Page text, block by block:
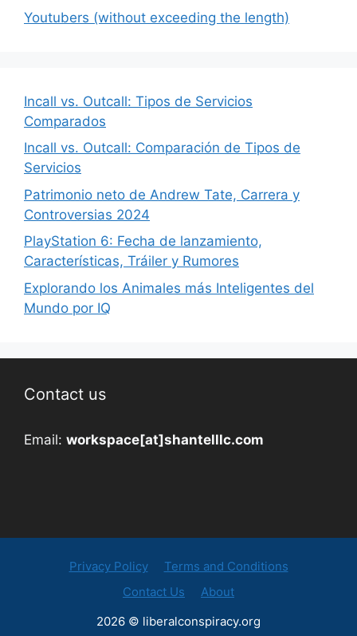
Youtubers (without exceeding the length)
Incall vs. Outcall: Tipos de Servicios
Comparados
Incall vs. Outcall: Comparación de Tipos de
Servicios
Patrimonio neto de Andrew Tate, Carrera y
Controversias 2024
PlayStation 6: Fecha de lanzamiento,
Características, Tráiler y Rumores
Explorando los Animales más Inteligentes del
Mundo por IQ
Contact us
Email: workspace[at]shantelllc.com
Privacy Policy
Terms and Conditions
Contact Us
About
2026 © liberalconspiracy.org